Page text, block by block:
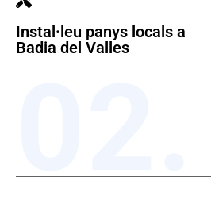
Instal·leu panys locals a
Badia del Valles